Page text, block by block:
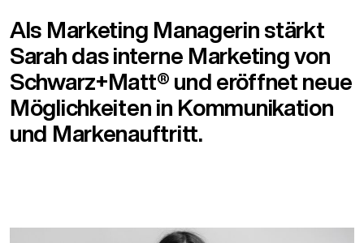
Als Marketing Managerin stärkt
Sarah das interne Marketing von
Schwarz+Matt® und eröffnet neue
Möglichkeiten in Kommunikation
und Markenauftritt.